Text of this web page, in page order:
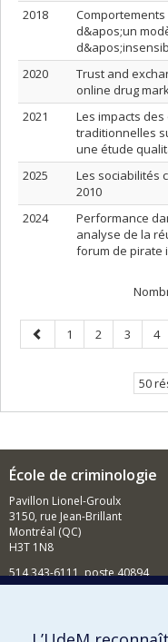
2018
d&apos;un
2020
Trust and
online drug
2021
Les impacts
traditionnelles
une étude
2025
Les sociabilités
2010
2024
Performance
analyse de la
forum de pirate
Page
précédente
Page
1 Page
2 Page
3 4
50
École de criminologie
Pavillon Lionel-Groulx
3150, rue Jean-Brillant
Montréal (QC)
H3T 1N8
514 343-6111, poste 40894
Comment soutenir l'École?